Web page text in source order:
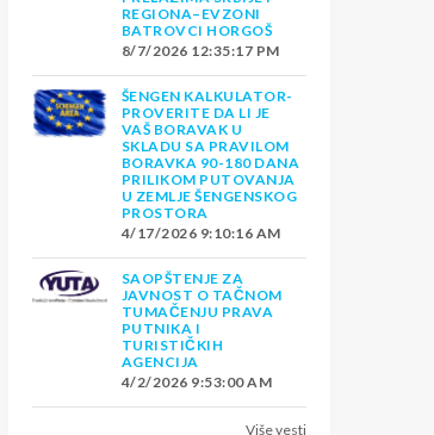
REGIONA–EVZONI
BATROVCI HORGOŠ
8/7/2026 12:35:17 PM
ŠENGEN KALKULATOR-
PROVERITE DA LI JE
VAŠ BORAVAK U
SKLADU SA PRAVILOM
BORAVKA 90-180 DANA
PRILIKOM PUTOVANJA
U ZEMLJE ŠENGENSKOG
PROSTORA
4/17/2026 9:10:16 AM
SAOPŠTENJE ZA
JAVNOST O TAČNOM
TUMAČENJU PRAVA
PUTNIKA I
TURISTIČKIH
AGENCIJA
4/2/2026 9:53:00 AM
Više vesti